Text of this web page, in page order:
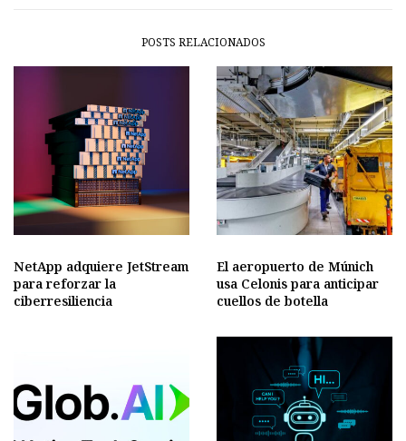
POSTS RELACIONADOS
NetApp adquiere JetStream
para reforzar la
ciberresiliencia
El aeropuerto de Múnich
usa Celonis para anticipar
cuellos de botella